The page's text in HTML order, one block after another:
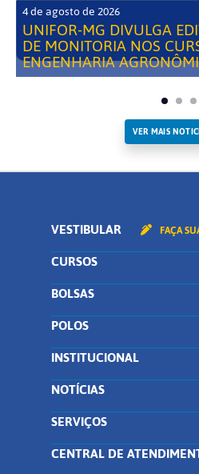
4 de agosto de 2026
UNIFOR-MG DIVULGA
DE MONITORIA NOS
ENGENHARIA
VER MAIS
VESTIBULAR FAÇA
CURSOS
BOLSAS
POLOS
INSTITUCIONAL
NOTÍCIAS
SERVIÇOS
CENTRAL DE